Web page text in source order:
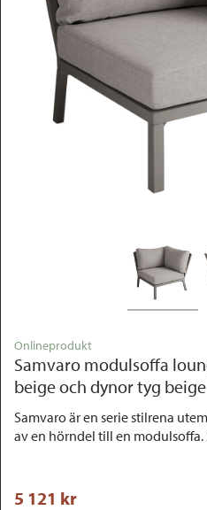
Inredning
Mattor
Belysning
Utemöbler
Onlineprodukt
Samvaro modulsoffa
beige och dynor tyg beige
Samvaro är en serie stilrena
av en hörndel till en modulsoffa.
5 121 kr